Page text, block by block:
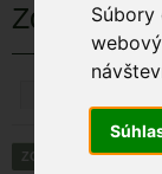
Súbory
Zoznam